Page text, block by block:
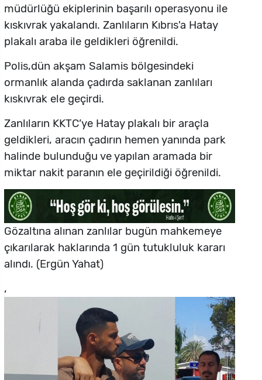
müdürlüğü ekiplerinin başarılı operasyonu ile
kıskıvrak yakalandı. Zanlıların Kıbrıs'a Hatay
plakalı araba ile geldikleri öğrenildi.
Polis,dün akşam Salamis bölgesindeki
ormanlık alanda çadırda saklanan zanlıları
kıskıvrak ele geçirdi.
Zanlıların KKTC’ye Hatay plakalı bir araçla
geldikleri, aracın çadırın hemen yanında park
halinde bulunduğu ve yapılan aramada bir
miktar nakit paranın ele geçirildiği öğrenildi.
Gözaltına alınan zanlılar bugün mahkemeye
çıkarılarak haklarında 1 gün tutukluluk kararı
alındı. (Ergün Yahat)
,